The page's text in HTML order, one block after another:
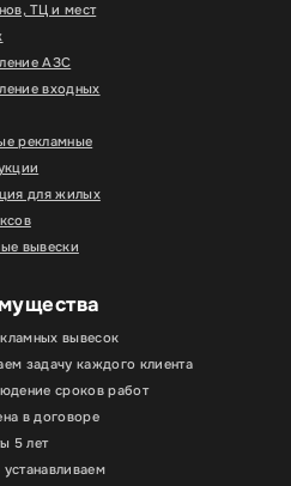
ТЦ и мест
АЗС
входных
рекламные
для жилых
вывески
вывесок
задачу каждого клиента
сроков работ
в договоре
5 лет